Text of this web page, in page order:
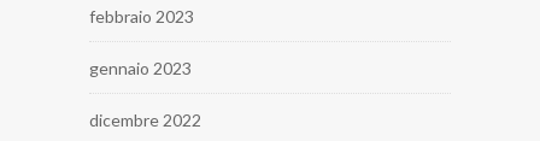
febbraio 2023
gennaio 2023
dicembre 2022